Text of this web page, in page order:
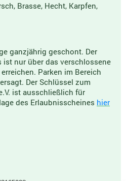
Brasse, Hecht, Karpfen,
ganzjährig geschont. Der
ist nur über das verschlossene
Parken im Bereich
Der Schlüssel zum
ist ausschließlich für
des Erlaubnisscheines hier